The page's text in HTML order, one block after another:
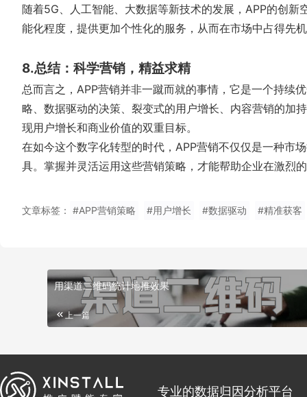
随着5G、人工智能、大数据等新技术的发展，APP的创
能化程度，提供更加个性化的服务，从而在市场中占得先
8.总结：科学营销，精益求精
总而言之，APP营销并非一蹴而就的事情，它是一个持续
略、数据驱动的决策、裂变式的用户增长、内容营销的加
现用户增长和商业价值的双重目标。
在如今这个数字化转型的时代，APP营销不仅仅是一种市
具。掌握并灵活运用这些营销策略，才能帮助企业在激烈
文章标签： #APP营销策略 #用户增长 #数据驱动 #精准获客
用渠道二维码统计地推效果
上一篇
专业的数据归因分析平台